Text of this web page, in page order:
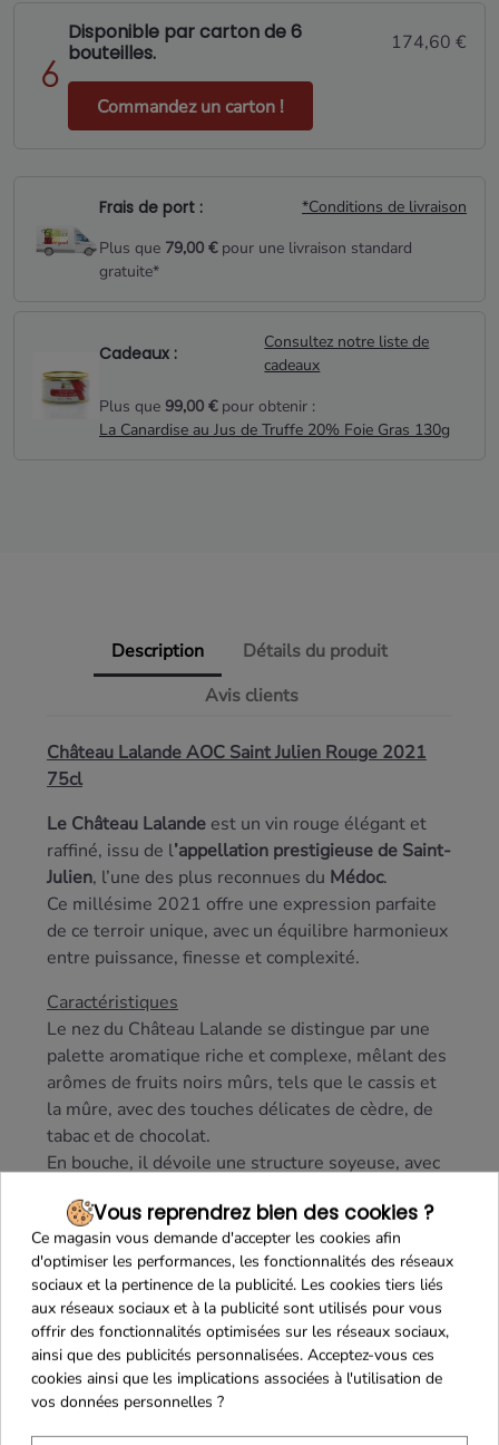
Disponible par carton de 6
bouteilles.
174,60 €
Commandez un carton !
Frais de port :
*Conditions de livraison
Plus que 79,00 €pour une livraison standard
gratuite*
Cadeaux :
Consultez notre liste de
cadeaux
Plus que 99,00 €pour obtenir :
La Canardise au Jus de Truffe 20% Foie Gras 130g
Description
Détails du produit
Avis clients
Château Lalande AOC Saint Julien Rouge 2021
75cl
Le Château Lalande est un vin rouge élégant et
raffiné, issu de l’appellation prestigieuse de Saint-
Julien, l’une des plus reconnues du Médoc.
Ce millésime 2021 offre une expression parfaite
de ce terroir unique, avec un équilibre harmonieux
entre puissance, finesse et complexité.
Caractéristiques
Le nez du Château Lalande se distingue par une
palette aromatique riche et complexe, mêlant des
arômes de fruits noirs mûrs, tels que le cassis et
la mûre, avec des touches délicates de cèdre, de
tabac et de chocolat.
En bouche, il dévoile une structure soyeuse, avec
belle fraîcheur qui équilibre la puissance du vin.
La finale est longue et persistante, marquée par
des nuances épicées et boisées.
Ce Saint-Julien offre unexcellent potentiel de
gardede 15 à 20 ans.
Accords mets et vins
Ce vin se marie parfaitement avec
Vous reprendrez bien des cookies ?
Ce magasin vous demande d'accepter les cookies afin
d'optimiser les performances, les fonctionnalités des réseaux
sociaux et la pertinence de la publicité. Les cookies tiers liés
aux réseaux sociaux et à la publicité sont utilisés pour vous
offrir des fonctionnalités optimisées sur les réseaux sociaux,
ainsi que des publicités personnalisées. Acceptez-vous ces
cookies ainsi que les implications associées à l'utilisation de
vos données personnelles ?